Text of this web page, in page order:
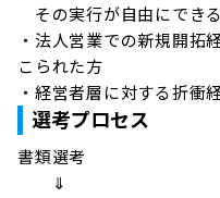
その実行が自由にでき
・法人営業での新規開拓
こられた方
・経営者層に対する折衝
選考プロセス
書類選考
⇓